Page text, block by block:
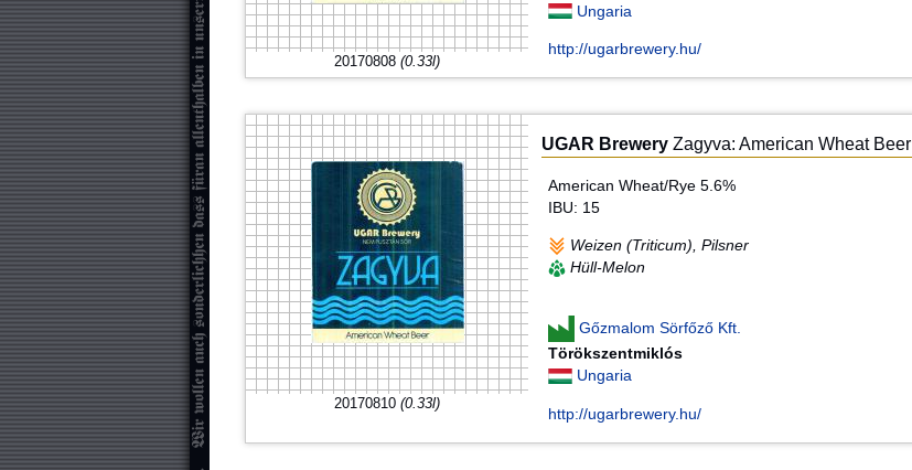
20170808 (0.33l)
Ungaria
http://ugarbrewery.hu/
20170810 (0.33l)
UGAR Brewery Zagyva: American Wheat Beer
American Wheat/Rye 5.6%
IBU: 15
Weizen (Triticum), Pilsner
Hüll-Melon
Gőzmalom Sörfőző Kft.
Törökszentmiklós
Ungaria
http://ugarbrewery.hu/